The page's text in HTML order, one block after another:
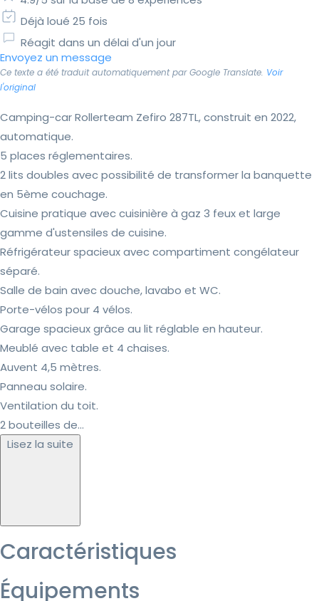
Déjà loué 25 fois
Réagit dans un délai d'un jour
Envoyez un message
Ce texte a été traduit automatiquement par Google Translate. Voir
l'original
Camping-car Rollerteam Zefiro 287TL, construit en 2022,
automatique.
5 places réglementaires.
2 lits doubles avec possibilité de transformer la banquette
en 5ème couchage.
Cuisine pratique avec cuisinière à gaz 3 feux et large
gamme d'ustensiles de cuisine.
Réfrigérateur spacieux avec compartiment congélateur
séparé.
Salle de bain avec douche, lavabo et WC.
Porte-vélos pour 4 vélos.
Garage spacieux grâce au lit réglable en hauteur.
Meublé avec table et 4 chaises.
Auvent 4,5 mètres.
Panneau solaire.
Ventilation du toit.
2 bouteilles de...
Lisez la suite
Caractéristiques
Équipements